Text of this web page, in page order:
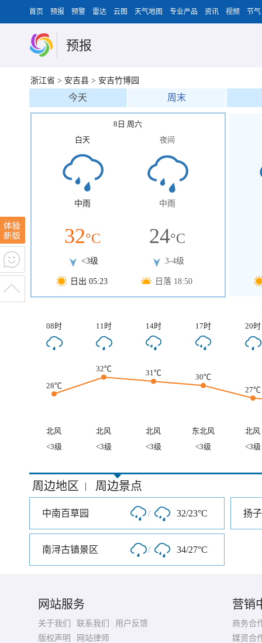
首页 预报 预警 雷达 云图 天气地图 专业产品 资讯 视频 节气
预报
浙江省 > 安吉县 > 安吉竹博园
今天 周末
8日 周六
白天
中雨
32°C
<3级
日出 05:23
夜间
中雨
24°C
3-4级
日落 18:50
08时 11时 14时 17时 20时
28℃
32℃ 31℃
30℃
27℃
北风 北风 北风 东北风
北风
<3级
<3级 <3级 <3级 <3级
周边地区 | 周边景点
中南百草园 / 32/23°C 扬
南浔古镇景区 / 34/27°C
网站服务
关于我们 联系我们
用户反馈
版权声明
网站律师
营销
商务合
媒资合